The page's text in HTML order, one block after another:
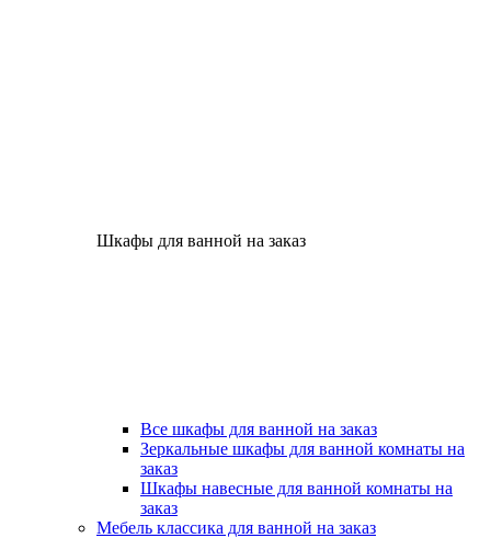
Шкафы для ванной на заказ
Все шкафы для ванной на заказ
Зеркальные шкафы для ванной комнаты на
заказ
Шкафы навесные для ванной комнаты на
заказ
Мебель классика для ванной на заказ